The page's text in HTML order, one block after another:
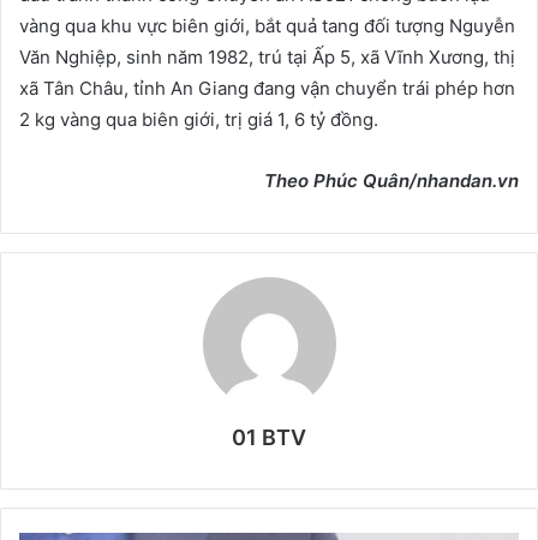
vàng qua khu vực biên giới, bắt quả tang đối tượng Nguyễn
Văn Nghiệp, sinh năm 1982, trú tại Ấp 5, xã Vĩnh Xương, thị
xã Tân Châu, tỉnh An Giang đang vận chuyển trái phép hơn
2 kg vàng qua biên giới, trị giá 1, 6 tỷ đồng.
Theo Phúc Quân/nhandan.vn
01 BTV